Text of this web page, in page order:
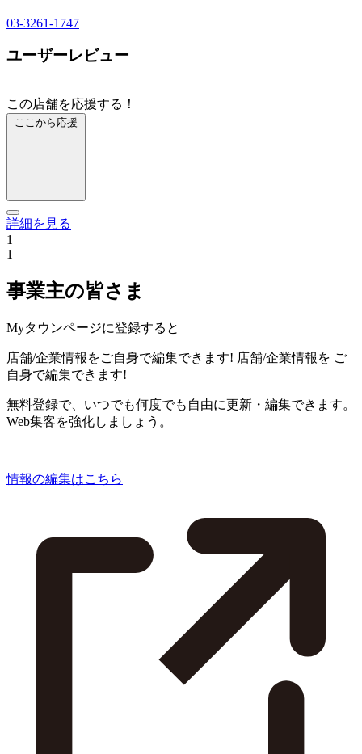
03-3261-1747
ユーザーレビュー
この店舗を応援する！
ここから応援
詳細を見る
1
1
事業主の皆さま
Myタウンページに登録すると
店舗/企業情報をご自身で編集できます! 店舗/企業情報を ご
自身で編集できます!
無料登録で、いつでも何度でも自由に更新・編集できます。
Web集客を強化しましょう。
情報の編集はこちら